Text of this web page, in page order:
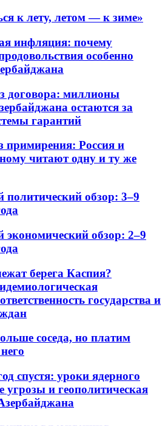
к лету, летом — к зиме»
инфляция: почему
особенно
договора: миллионы
остаются за
гарантий
примирения: Россия и
читают одну и ту же
обзор: 3–9
экономический обзор: 2–9
берега Каспия?
государства и
соседа, но платим
спустя: уроки ядерного
и геополитическая